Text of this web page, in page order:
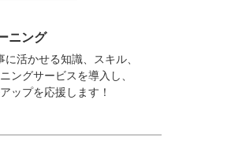
ニング
活かせる知識、スキル、
ングサービスを導入し、
ップを応援します！